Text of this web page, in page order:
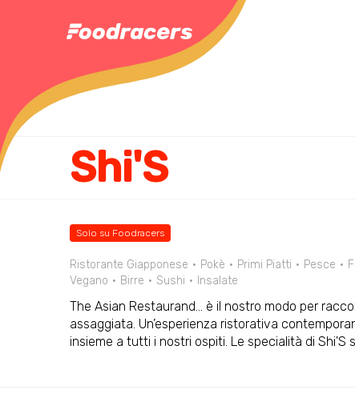
Shi'S
Solo su Foodracers
Ristorante Giapponese Pokè Primi Piatti Pesce
Vegano
Birre Sushi Insalate
The Asian Restaurand… è il nostro modo per
assaggiata. Un’esperienza ristorativa
insieme a tutti i nostri ospiti. Le specialità di Shi'S